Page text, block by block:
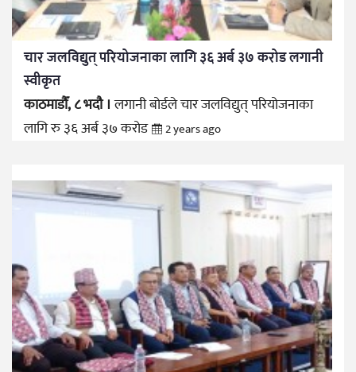
चार जलविद्युत् परियोजनाका लागि ३६ अर्ब ३७ करोड लगानी
स्वीकृत
काठमाडौँ, ८ भदौ ।लगानी बोर्डले चार जलविद्युत् परियोजनाका
लागि रु ३६ अर्ब ३७ करोड
2 years ago